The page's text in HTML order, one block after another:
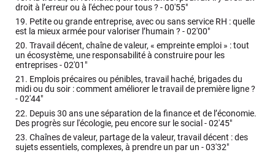
droit à l’erreur ou à l'échec pour tous ? -00'55"
19. Petite ou grande entreprise, avec ou sans service RH : quelle
est la mieux armée pour valoriser l’humain ? -02'00"
20. Travail décent, chaîne de valeur, « empreinte emploi » : tout
un écosystème, une responsabilité à construire pour les
entreprises -02'01"
21. Emplois précaires ou pénibles, travail haché, brigades du
midi ou du soir : comment améliorer le travail de première ligne ?
-02'44"
22. Depuis 30 ans une séparation de la finance et de l’économie.
Des progrès sur l'écologie, peu encore sur le social -02'45"
23. Chaînes de valeur, partage de la valeur, travail décent : des
sujets essentiels, complexes, à prendre un par un -03'32"